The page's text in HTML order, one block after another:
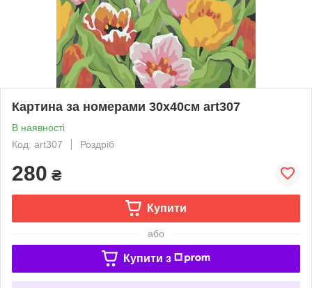
Картина за номерами 30х40см art307
В наявності
Код: art307
Роздріб
280 ₴
Купити
або
Купити з